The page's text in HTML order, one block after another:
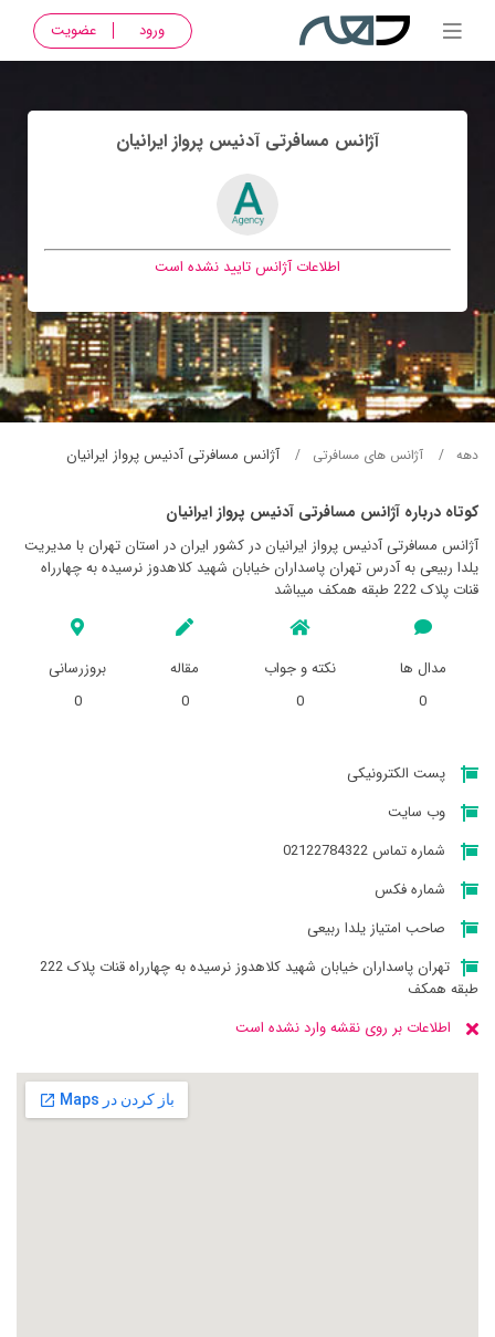
ورود عضویت
آژانس مسافرتی آدنيس پرواز ايرانيان
اطلاعات آژانس تایید نشده است
دهه آژانس های مسافرتی آژانس مسافرتی آدنيس پرواز ايرانيان
کوتاه درباره آژانس مسافرتی آدنيس پرواز ايرانيان
آژانس مسافرتی آدنيس پرواز ايرانيان در کشور ایران در استان تهران با مدیریت
یلدا ربیعی به آدرس تهران پاسداران خیابان شهید کلاهدوز نرسیده به چهارراه
قنات پلاک 222 طبقه همکف میباشد
مدال ها
0
نکته و جواب
0
مقاله
0
بروزرسانی
0
پست الکترونیکی
وب سایت
شماره تماس 02122784322
شماره فکس
صاحب امتیاز یلدا ربیعی
تهران پاسداران خیابان شهید کلاهدوز نرسیده به چهارراه قنات پلاک 222
طبقه همکف
اطلاعات بر روی نقشه وارد نشده است